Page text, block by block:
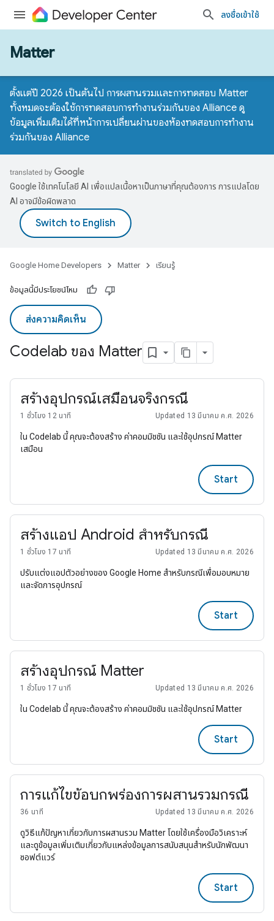
ลงชื่อเข้าใช้
Matter
ตั้งแต่ปี 2026 เป็นต้นไป การผสานรวมและการทดสอบ Matter
ทั้งหมดจะต้องใช้การทดสอบการทำงานร่วมกันของ Alliance ดู
ข้อมูลเพิ่มเติมได้ที่หน้าการเปลี่ยนผ่านของห้องทดสอบการทำงาน
ร่วมกันของ Alliance
Google ใช้เทคโนโลยี AI เพื่อแปลเนื้อหาเป็นภาษาที่คุณต้องการ การแปลโดย
AI อาจมีข้อผิดพลาด
Google Home Developers Matter เรียนรู้
ข้อมูลนี้มีประโยชน์ไหม
ส่งความคิดเห็น
Codelab ของ Matter
สร้างอุปกรณ์เสมือนจริงกรณี
1 ชั่วโมง 12 นาที Updated 13 มีนาคม ค.ศ. 2026
ใน Codelab นี้ คุณจะต้องสร้าง ค่าคอมมิชชัน และใช้อุปกรณ์ Matter
เสมือน
Start
สร้างแอป Android สําหรับกรณี
1 ชั่วโมง 17 นาที Updated 13 มีนาคม ค.ศ. 2026
ปรับแต่งแอปตัวอย่างของ Google Home สําหรับกรณีเพื่อมอบหมาย
และจัดการอุปกรณ์
Start
สร้างอุปกรณ์ Matter
1 ชั่วโมง 17 นาที Updated 13 มีนาคม ค.ศ. 2026
ใน Codelab นี้ คุณจะต้องสร้าง ค่าคอมมิชชัน และใช้อุปกรณ์ Matter
Start
การแก้ไขข้อบกพร่องการผสานรวมกรณี
36 นาที Updated 13 มีนาคม ค.ศ. 2026
ดูวิธีแก้ปัญหาเกี่ยวกับการผสานรวม Matter โดยใช้เครื่องมือวิเคราะห์
และดูข้อมูลเพิ่มเติมเกี่ยวกับแหล่งข้อมูลการสนับสนุนสําหรับนักพัฒนา
ซอฟต์แวร์
Start